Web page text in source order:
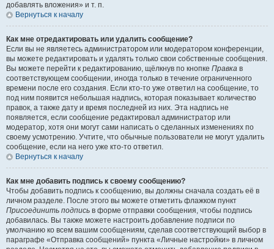
добавлять вложения» и т. п.
Вернуться к началу
Как мне отредактировать или удалить сообщение?
Если вы не являетесь администратором или модератором конференции,
вы можете редактировать и удалять только свои собственные сообщения.
Вы можете перейти к редактированию, щёлкнув по кнопке Правка в
соответствующем сообщении, иногда только в течение ограниченного
времени после его создания. Если кто-то уже ответил на сообщение, то
под ним появится небольшая надпись, которая показывает количество
правок, а также дату и время последней из них. Эта надпись не
появляется, если сообщение редактировал администратор или
модератор, хотя они могут сами написать о сделанных изменениях по
своему усмотрению. Учтите, что обычные пользователи не могут удалить
сообщение, если на него уже кто-то ответил.
Вернуться к началу
Как мне добавить подпись к своему сообщению?
Чтобы добавить подпись к сообщению, вы должны сначала создать её в
личном разделе. После этого вы можете отметить флажком пункт
Присоединить подпись в форме отправки сообщения, чтобы подпись
добавилась. Вы также можете настроить добавление подписи по
умолчанию ко всем вашим сообщениям, сделав соответствующий выбор в
параграфе «Отправка сообщений» пункта «Личные настройки» в личном